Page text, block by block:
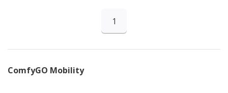
1
ComfyGO Mobility